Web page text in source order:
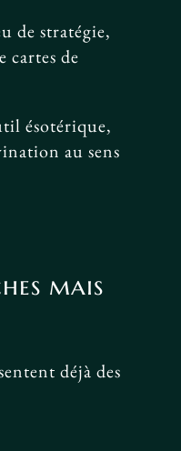
de stratégie,
cartes de
ésotérique,
au sens
mais
déjà des